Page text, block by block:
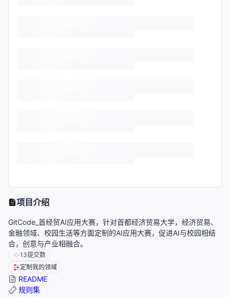
项目介绍
GitCode_首经贸AI应用大赛，针对首都经济贸易大学，经济贸易、
金融领域、校园生活等方面定制的AI应用大赛，促进AI与校园相结
合，创意与产业相融合。
13提交数
定制我的领域
README
规则集